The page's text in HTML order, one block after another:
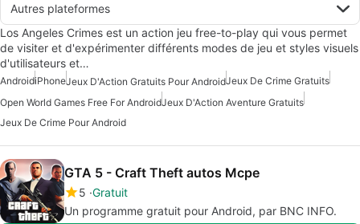
Autres plateformes
Los Angeles Crimes est un action jeu free-to-play qui vous permet
de visiter et d'expérimenter différents modes de jeu et styles visuels
d'utilisateurs et…
AndroidiPhoneJeux D'Action Gratuits Pour AndroidJeux De Crime Gratuits
Open World Games Free For AndroidJeux D'Action Aventure Gratuits
Jeux De Crime Pour Android
GTA 5 - Craft Theft autos Mcpe
5 Gratuit
Un programme gratuit pour Android, par BNC INFO.